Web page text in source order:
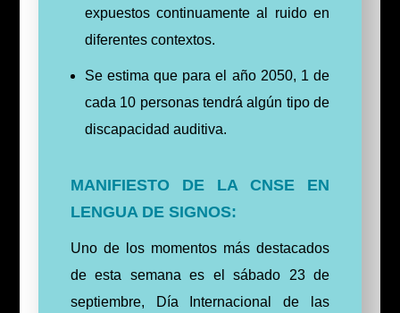
expuestos continuamente al ruido en
diferentes contextos.
Se estima que para el año 2050, 1 de
cada 10 personas tendrá algún tipo de
discapacidad auditiva.
MANIFIESTO DE LA CNSE EN
LENGUA DE SIGNOS:
Uno de los momentos más destacados
de esta semana es el sábado 23 de
septiembre, Día Internacional de las